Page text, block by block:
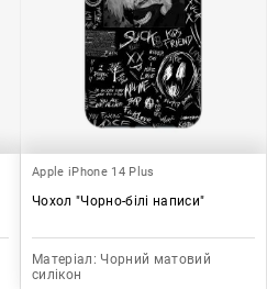
Apple iPhone 14 Plus
Чохол "Чорно-білі написи"
Матеріал: Чорний матовий
силікон